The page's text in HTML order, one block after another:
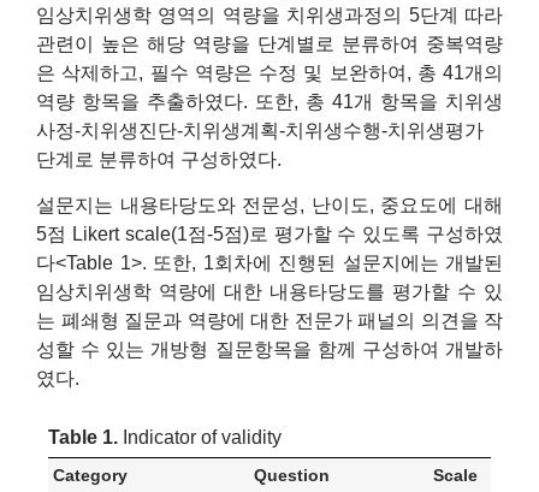
임상치위생학 영역의 역량을 치위생과정의 5단계 따라
관련이 높은 해당 역량을 단계별로 분류하여 중복역량
은 삭제하고, 필수 역량은 수정 및 보완하여, 총 41개의
역량 항목을 추출하였다. 또한, 총 41개 항목을 치위생
사정-치위생진단-치위생계획-치위생수행-치위생평가
단계로 분류하여 구성하였다.
설문지는 내용타당도와 전문성, 난이도, 중요도에 대해
5점 Likert scale(1점-5점)로 평가할 수 있도록 구성하였
다<Table 1>. 또한, 1회차에 진행된 설문지에는 개발된
임상치위생학 역량에 대한 내용타당도를 평가할 수 있
는 폐쇄형 질문과 역량에 대한 전문가 패널의 의견을 작
성할 수 있는 개방형 질문항목을 함께 구성하여 개발하
였다.
Table 1. Indicator of validity
Category Question
Scale